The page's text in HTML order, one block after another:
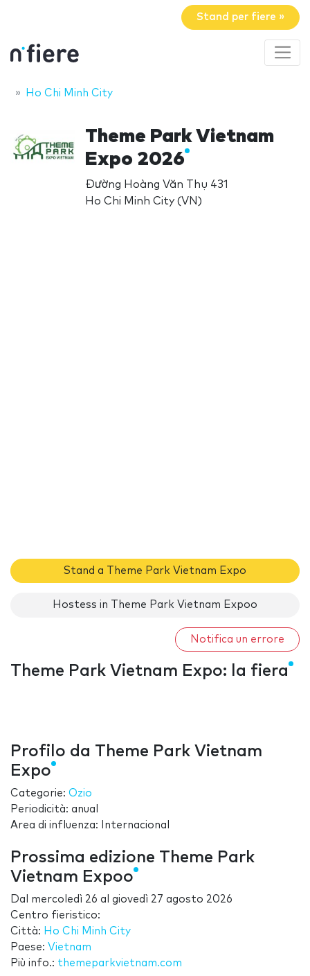
Stand per fiere »
Ho Chi Minh City
Theme Park Vietnam
Expo 2026
Đường Hoàng Văn Thụ 431
Ho Chi Minh City (VN)
Stand a Theme Park Vietnam Expo
Hostess in Theme Park Vietnam Expoo
Notifica un errore
Theme Park Vietnam Expo: la fiera
Profilo da Theme Park Vietnam
Expo
Categorie: Ozio
Periodicità: anual
Area di influenza: Internacional
Prossima edizione Theme Park
Vietnam Expoo
Dal mercoledì 26 al giovedì 27 agosto 2026
Centro fieristico:
Città: Ho Chi Minh City
Paese: Vietnam
Più info.: themeparkvietnam.com